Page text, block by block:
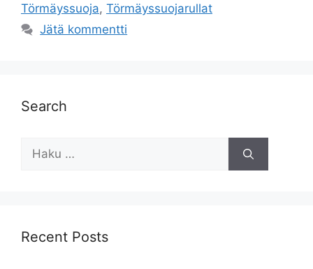
Törmäyssuoja, Törmäyssuojarullat
Jätä kommentti
Search
Haku:
Recent Posts